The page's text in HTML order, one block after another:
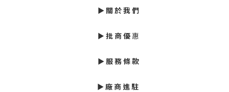
► 關 於 我 們
► 批 商 優惠
► 服 務 條 款
►廠 商 進 駐